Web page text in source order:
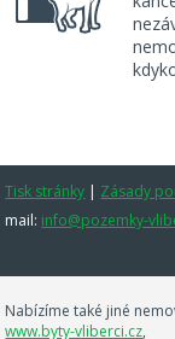
Tisk stránky | Zásady
mail: info@pozemky-
Nabízíme také jiné
www.byty-vliberci.cz,